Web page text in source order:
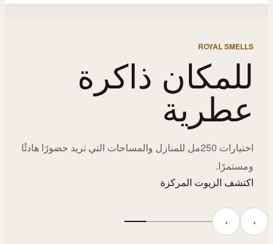
ROYAL SMELLS
للمكان ذاكرة
عطرية
اختيارات 250مل للمنازل والمساحات التي تريد حضورًا هادئًا
ومستمرًا.
اكتشف الزيوت المركزة
‹ ›